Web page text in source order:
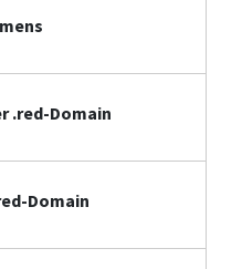
.red-Domain
Domain